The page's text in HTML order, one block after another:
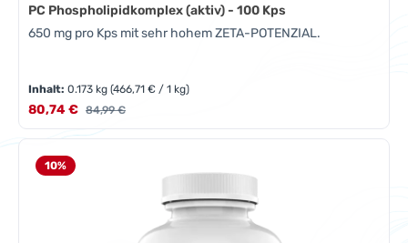
PC Phospholipidkomplex (aktiv) - 100 Kps
650 mg pro Kps mit sehr hohem ZETA-POTENZIAL.
Inhalt:0.173 kg(466,71 € / 1 kg)
Verkaufspreis:
80,74 € Regulärer Preis:
84,99 €
10%